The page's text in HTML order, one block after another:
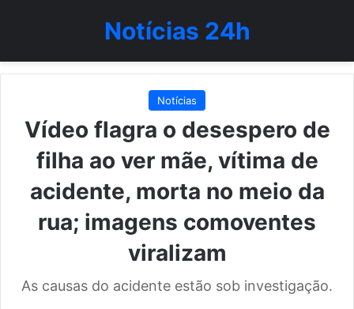
Notícias 24h
Notícias
Vídeo flagra o desespero de
filha ao ver mãe, vítima de
acidente, morta no meio da
rua; imagens comoventes
viralizam
As causas do acidente estão sob investigação.